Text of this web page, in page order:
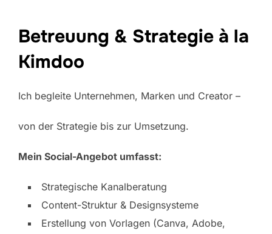
Betreuung & Strategie à la
Kimdoo
Ich begleite Unternehmen, Marken und Creator –
von der Strategie bis zur Umsetzung.
Mein Social-Angebot umfasst:
Strategische Kanalberatung
Content-Struktur & Designsysteme
Erstellung von Vorlagen (Canva, Adobe,